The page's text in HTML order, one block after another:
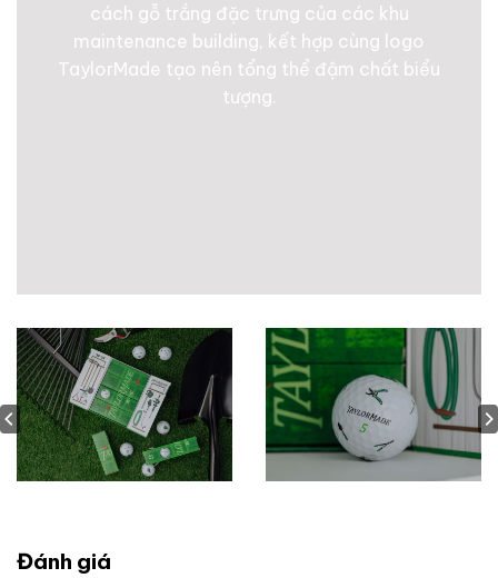
cách gỗ trắng đặc trưng của các khu
maintenance building, kết hợp cùng logo
TaylorMade tạo nên tổng thể đậm chất biểu
tượng.
Đánh giá